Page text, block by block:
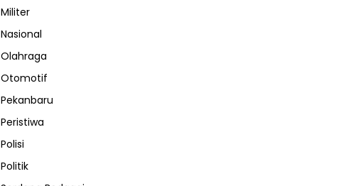
Militer
Nasional
Olahraga
Otomotif
Pekanbaru
Peristiwa
Polisi
Politik